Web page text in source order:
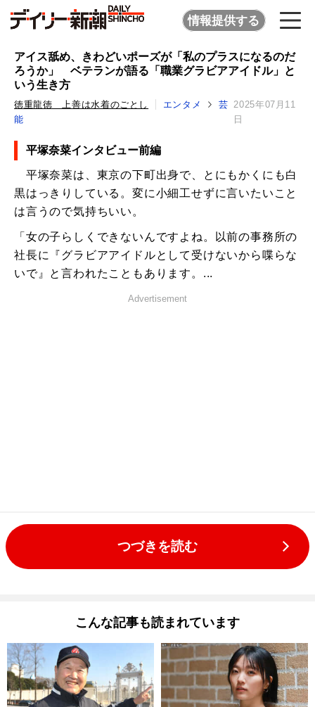
情報提供する
アイス舐め、きわどいポーズが「私のプラスになるのだ
ろうか」 ベテランが語る「職業グラビアアイドル」と
いう生き方
徳重龍徳 上善は水着のごとし エンタメ
芸
能
2025年07月11
日
平塚奈菜インタビュー前編
平塚奈菜は、東京の下町出身で、とにもかくにも白
黒はっきりしている。変に小細工せずに言いたいこと
は言うので気持ちいい。
「女の子らしくできないんですよね。以前の事務所の
社長に『グラビアアイドルとして受けないから喋らな
いで』と言われたこともあります。...
Advertisement
つづきを読む
こんな記事も読まれています